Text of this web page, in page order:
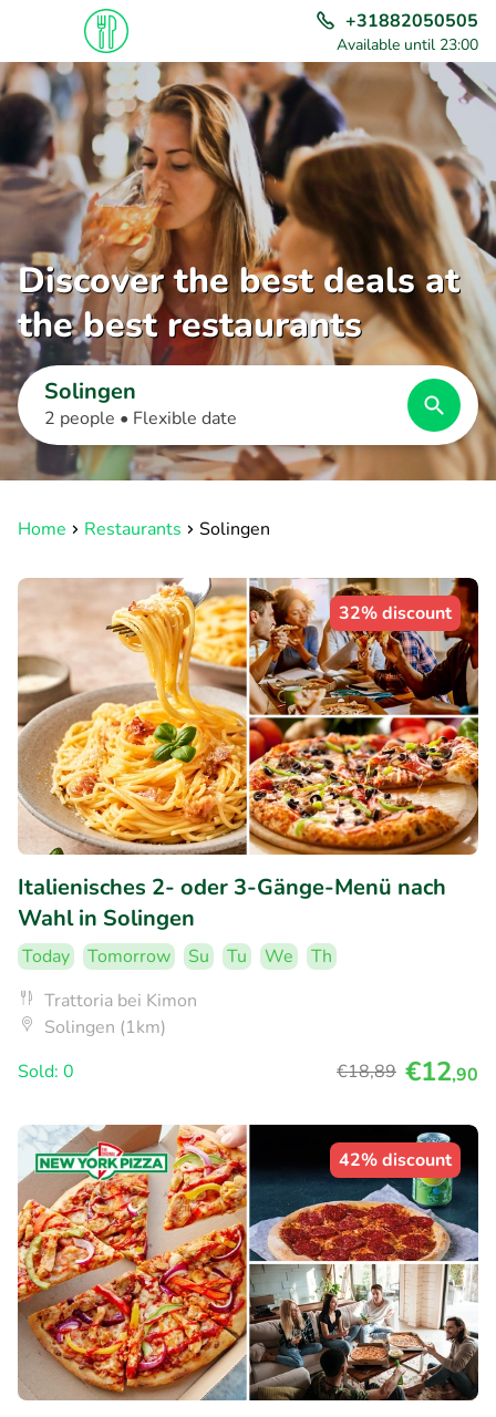
+31882050505
Available until 23:00
Discover the best deals at
the best restaurants
Solingen
2 people • Flexible date
Home Restaurants Solingen
32% discount
Italienisches 2- oder 3-Gänge-Menü nach
Wahl in Solingen
Today Tomorrow Su Tu We
Th
Trattoria bei Kimon
Solingen (1km)
Sold: 0
€18,89 €12,90
42% discount